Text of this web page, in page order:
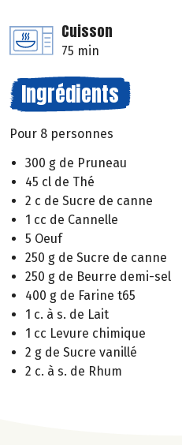
Cuisson
75 min
Ingrédients
Pour 8 personnes
300 g de Pruneau
45 cl de Thé
2 c de Sucre de canne
1 cc de Cannelle
5 Oeuf
250 g de Sucre de canne
250 g de Beurre demi-sel
400 g de Farine t65
1 c. à s. de Lait
1 cc Levure chimique
2 g de Sucre vanillé
2 c. à s. de Rhum